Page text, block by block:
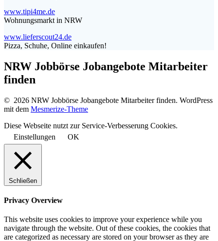
www.tipi4me.de
Wohnungsmarkt in NRW
www.lieferscout24.de
Pizza, Schuhe, Online einkaufen!
NRW Jobbörse Jobangebote Mitarbeiter
finden
© 2026 NRW Jobbörse Jobangebote Mitarbeiter finden. WordPress
mit dem Mesmerize-Theme
Diese Webseite nutzt zur Service-Verbesserung Cookies.
Einstellungen
OK
Schließen
Privacy Overview
This website uses cookies to improve your experience while you
navigate through the website. Out of these cookies, the cookies that
are categorized as necessary are stored on your browser as they are